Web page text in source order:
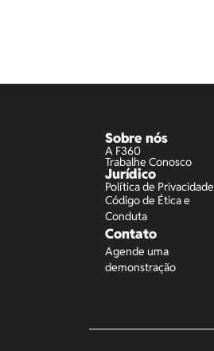
Sobre nós
A F360
Trabalhe Conosco
Jurídico
Política de Privacidade
Código de Ética e
Conduta
Contato
Agende uma
demonstração